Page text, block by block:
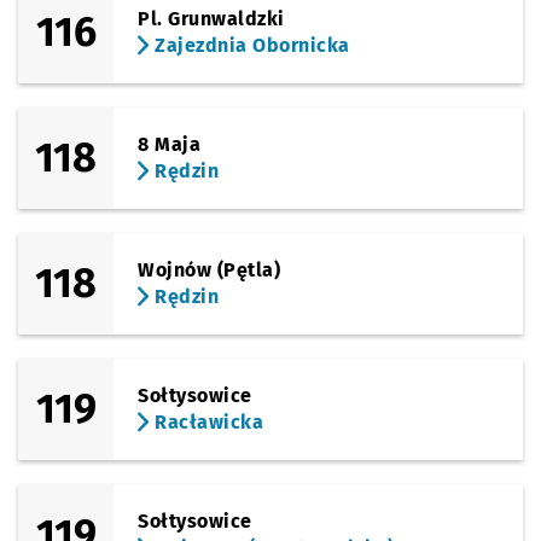
Zajezdnia Obornicka
116
Pl. Grunwaldzki
Zajezdnia Obornicka
118
8 Maja
Rędzin
118
Wojnów (Pętla)
Rędzin
119
Sołtysowice
Racławicka
Sołtysowice